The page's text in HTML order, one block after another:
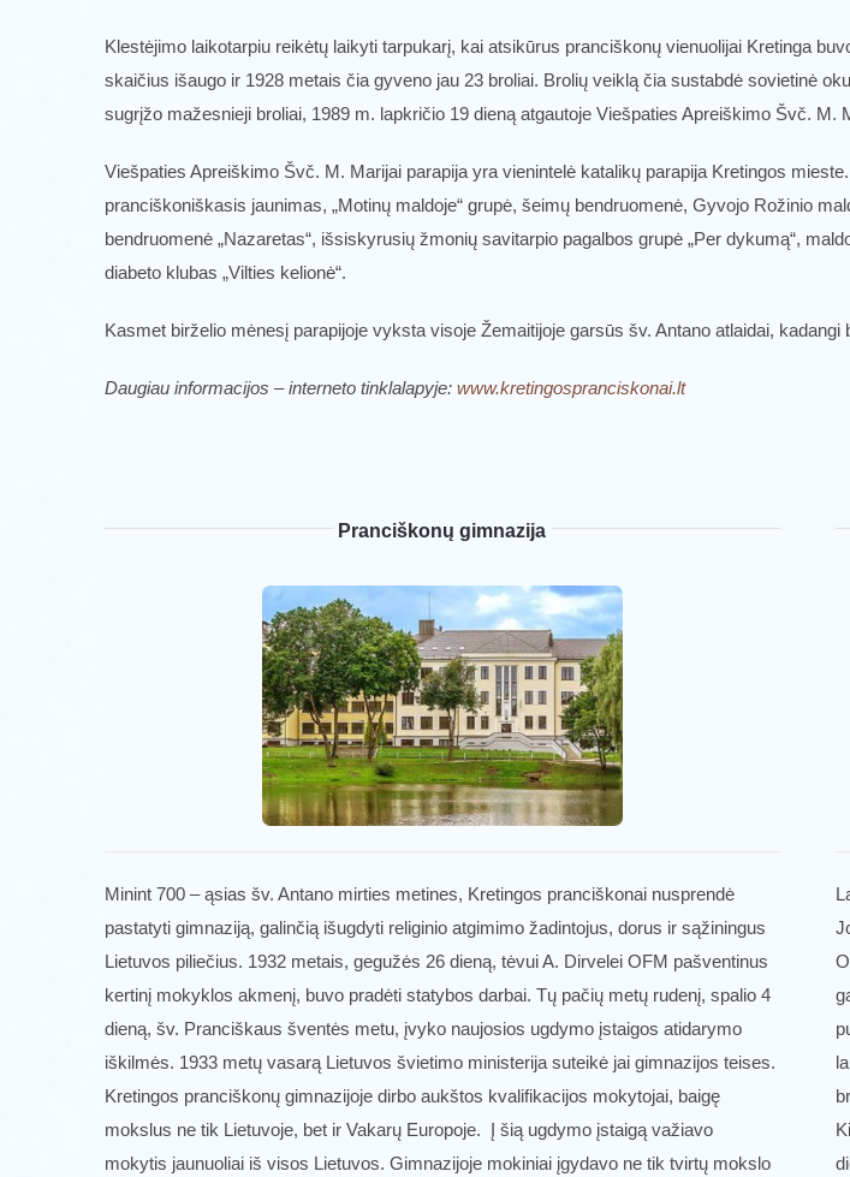
Klestėjimo laikotarpiu reikėtų laikyti tarpukarį, kai atsikūrus pranciškonų vienuolijai Kretinga
skaičius išaugo ir 1928 metais čia gyveno jau 23 broliai. Brolių veiklą čia sustabdė sovietinė
sugrįžo mažesnieji broliai, 1989 m. lapkričio 19 dieną atgautoje Viešpaties Apreiškimo Švč.
Viešpaties Apreiškimo Švč. M. Marijai parapija yra vienintelė katalikų parapija Kretingos
pranciškoniškasis jaunimas, „Motinų maldoje“ grupė, šeimų bendruomenė, Gyvojo Rožinio
bendruomenė „Nazaretas“, išsiskyrusių žmonių savitarpio pagalbos grupė „Per dykumą“,
diabeto klubas „Vilties kelionė“.
Kasmet birželio mėnesį parapijoje vyksta visoje Žemaitijoje garsūs šv. Antano atlaidai,
Daugiau informacijos – interneto tinklalapyje: www.kretingospranciskonai.lt
Pranciškonų gimnazija
Minint 700 – ąsias šv. Antano mirties metines, Kretingos pranciškonai nusprendė
pastatyti gimnaziją, galinčią išugdyti religinio atgimimo žadintojus, dorus ir sąžiningus
Lietuvos piliečius. 1932 metais, gegužės 26 dieną, tėvui A. Dirvelei OFM pašventinus
kertinį mokyklos akmenį, buvo pradėti statybos darbai. Tų pačių metų rudenį, spalio 4
dieną, šv. Pranciškaus šventės metu, įvyko naujosios ugdymo įstaigos atidarymo
iškilmės. 1933 metų vasarą Lietuvos švietimo ministerija suteikė jai gimnazijos teises.
Kretingos pranciškonų gimnazijoje dirbo aukštos kvalifikacijos mokytojai, baigę
mokslus ne tik Lietuvoje, bet ir Vakarų Europoje. Į šią ugdymo įstaigą važiavo
mokytis jaunuoliai iš visos Lietuvos. Gimnazijoje mokiniai įgydavo ne tik tvirtų mokslo